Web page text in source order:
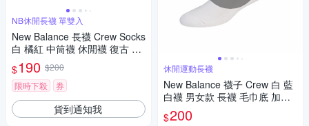
NB休閒長襪 單雙入
New Balance 長襪 Crew Socks
白 橘紅 中筒襪 休閒襪 復古 襪
子 NB LAS32161WPK
$190 $200
限時下殺
券
貨到通知我
休閒運動長襪
New Balance 襪子 Crew 白 藍
白襪 男女款 長襪 毛巾底 加厚
台灣製 NB 7130400380
$200